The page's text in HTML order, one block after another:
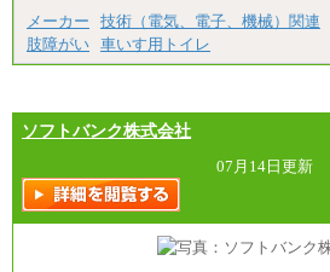
（1）月給 246,660円
（2）時間給 1,500円/月給
メーカー
技術（電気、電子、機械）関連
肢障がい 車いす用トイレ
ソフトバンク株式会社
07月14日更新